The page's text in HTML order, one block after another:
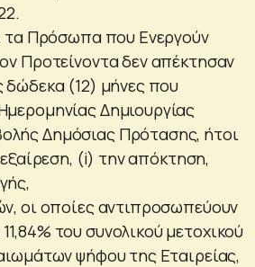
τα Πρόσωπα που Ενεργούν
Προτείνοντα δεν απέκτησαν
δώδεκα (12) μήνες που
Δημιουργίας
Δημόσιας Πρότασης, ήτοι
(i) την απόκτηση,
οι οποίες αντιπροσωπεύουν
του συνολικού μετοχικού
ψήφου της Εταιρείας,